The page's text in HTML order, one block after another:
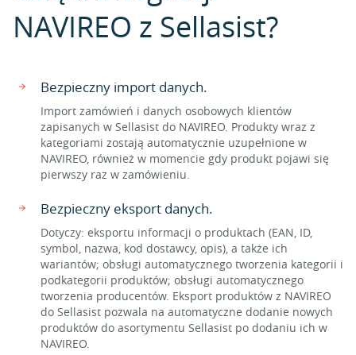
NAVIREO z Sellasist?
Bezpieczny import danych.
Import zamówień i danych osobowych klientów
zapisanych w Sellasist do NAVIREO. Produkty wraz z
kategoriami zostają automatycznie uzupełnione w
NAVIREO, również w momencie gdy produkt pojawi się
pierwszy raz w zamówieniu.
Bezpieczny eksport danych.
Dotyczy: eksportu informacji o produktach (EAN, ID,
symbol, nazwa, kod dostawcy, opis), a także ich
wariantów; obsługi automatycznego tworzenia kategorii i
podkategorii produktów; obsługi automatycznego
tworzenia producentów. Eksport produktów z NAVIREO
do Sellasist pozwala na automatyczne dodanie nowych
produktów do asortymentu Sellasist po dodaniu ich w
NAVIREO.